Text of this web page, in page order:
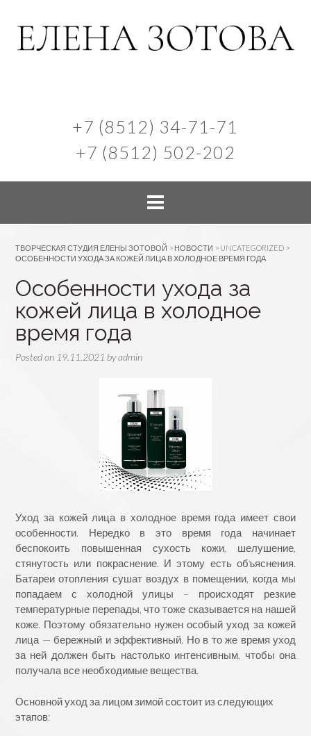
+7 (8512) 34-71-71
+7 (8512) 502-202
ТВОРЧЕСКАЯ СТУДИЯ ЕЛЕНЫ ЗОТОВОЙ > НОВОСТИ > UNCATEGORIZED >
ОСОБЕННОСТИ УХОДА ЗА КОЖЕЙ ЛИЦА В ХОЛОДНОЕ ВРЕМЯ ГОДА
Особенности ухода за
кожей лица в холодное
время года
Posted on 19.11.2021 byadmin
Уход за кожей лица в холодное время года имеет свои
особенности. Нередко в это время года начинает
беспокоить повышенная сухость кожи, шелушение,
стянутость или покраснение. И этому есть объяснения.
Батареи отопления сушат воздух в помещении, когда мы
попадаем с холодной улицы – происходят резкие
температурные перепады, что тоже сказывается на нашей
коже. Поэтому обязательно нужен особый уход за кожей
лица — бережный и эффективный. Но в то же время уход
за ней должен быть настолько интенсивным, чтобы она
получала все необходимые вещества.
Основной уход за лицом зимой состоит из следующих
этапов: